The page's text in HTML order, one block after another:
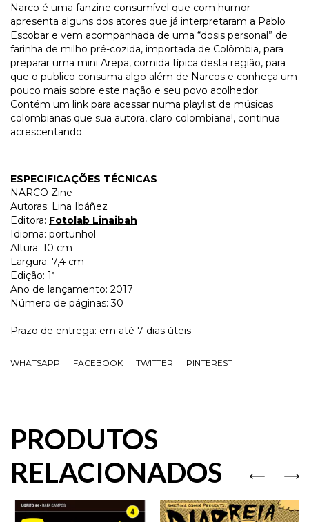
Narco é uma fanzine consumível que com humor
apresenta alguns dos atores que já interpretaram a Pablo
Escobar e vem acompanhada de uma “dosis personal” de
farinha de milho pré-cozida, importada de Colômbia, para
preparar uma mini Arepa, comida típica desta região, para
que o publico consuma algo além de Narcos e conheça um
pouco mais sobre este nação e seu povo acolhedor.
Contém um link para acessar numa playlist de músicas
colombianas que sua autora, claro colombiana!, continua
acrescentando.
ESPECIFICAÇÕES TÉCNICAS
NARCO Zine
Autoras: Lina Ibáñez
Editora: Fotolab Linaibah
Idioma: portunhol
Altura: 10 cm
Largura: 7,4 cm
Edição: 1ª
Ano de lançamento: 2017
Número de páginas: 30
Prazo de entrega: em até 7 dias úteis
WHATSAPP FACEBOOK TWITTER PINTEREST
PRODUTOS
RELACIONADOS